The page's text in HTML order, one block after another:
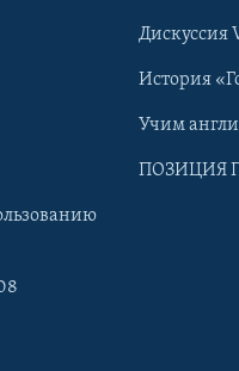
Дискуссия
История
Учим
ПОЗИЦИЯ